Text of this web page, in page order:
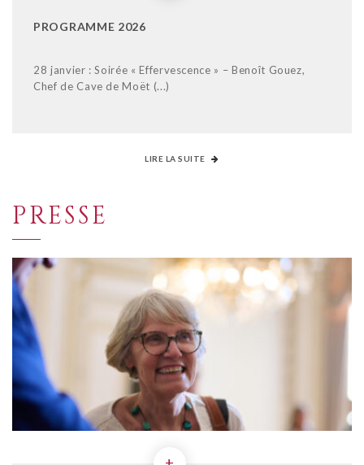
PROGRAMME 2026
28 janvier : Soirée « Effervescence » – Benoît Gouez,
Chef de Cave de Moët (...)
LIRE LA SUITE
PRESSE